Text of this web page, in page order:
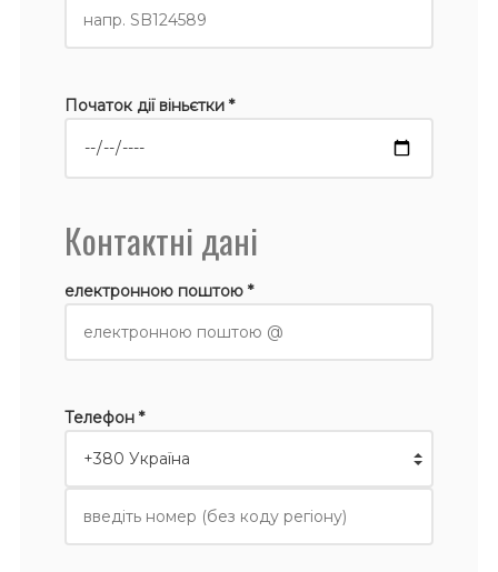
Початок дії віньєтки *
Контактні дані
електронною поштою *
Телефон *